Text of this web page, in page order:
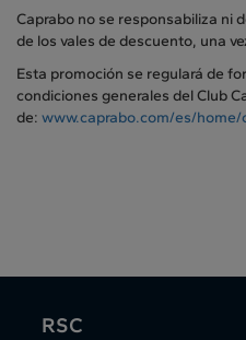
Caprabo no se responsabiliza ni
de los vales de descuento, una
Esta promoción se regulará de
condiciones generales del Club
de: www.caprabo.com/es/home/
RSC